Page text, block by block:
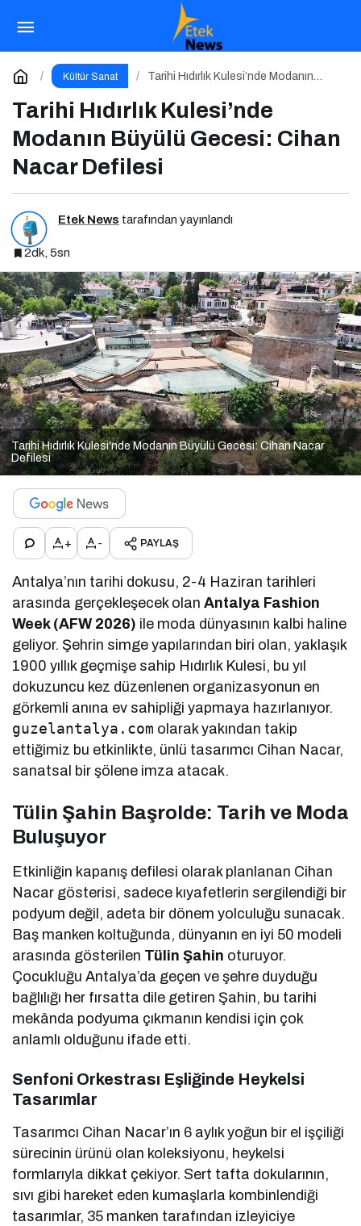
Kültür Sanat
Tarihi Hıdırlık Kulesi’nde Modanın
Tarihi Hıdırlık Kulesi’nde
Modanın Büyülü Gecesi: Cihan
Nacar Defilesi
Etek News tarafından yayınlandı
2dk, 5sn
Tarihi Hıdırlık Kulesi'nde Modanın Büyülü Gecesi: Cihan Nacar
Defilesi
+ - PAYLAŞ
Antalya’nın tarihi dokusu, 2-4 Haziran tarihleri
arasında gerçekleşecek olanAntalya Fashion
Week (AFW 2026) ile moda dünyasının kalbi haline
geliyor. Şehrin simge yapılarından biri olan, yaklaşık
1900 yıllık geçmişe sahip Hıdırlık Kulesi, bu yıl
dokuzuncu kez düzenlenen organizasyonun en
görkemli anına ev sahipliği yapmaya hazırlanıyor.
guzelantalya.com olarak yakından takip
ettiğimiz bu etkinlikte, ünlü tasarımcı Cihan Nacar,
sanatsal bir şölene imza atacak.
Tülin Şahin Başrolde: Tarih ve Moda
Buluşuyor
Etkinliğin kapanış defilesi olarak planlanan Cihan
Nacar gösterisi, sadece kıyafetlerin sergilendiği bir
podyum değil, adeta bir dönem yolculuğu sunacak.
Baş manken koltuğunda, dünyanın en iyi 50 modeli
arasında gösterilen Tülin Şahin oturuyor.
Çocukluğu Antalya’da geçen ve şehre duyduğu
bağlılığı her fırsatta dile getiren Şahin, bu tarihi
mekânda podyuma çıkmanın kendisi için çok
anlamlı olduğunu ifade etti.
Senfoni Orkestrası Eşliğinde Heykelsi
Tasarımlar
Tasarımcı Cihan Nacar’ın 6 aylık yoğun bir el işçiliği
sürecinin ürünü olan koleksiyonu, heykelsi
formlarıyla dikkat çekiyor. Sert tafta dokularının,
sıvı gibi hareket eden kumaşlarla kombinlendiği
tasarımlar, 35 manken tarafından izleyiciye
Haftalık Vizyon Panoraması: Hangi Filmi
İzlemeli?
Yorum Yap